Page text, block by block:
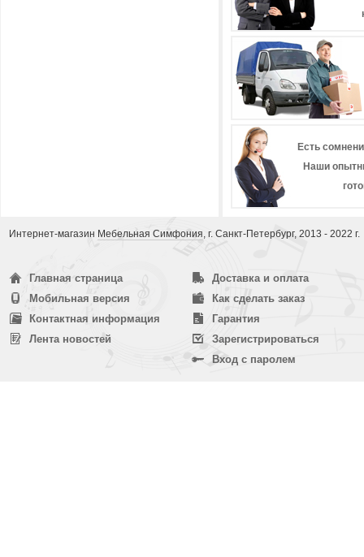
Есть
Наши
Интернет-магазин Мебельная Симфония, г. Санкт-Петербург, 2013 - 2022 г.
Главная страница
Мобильная версия
Контактная информация
Лента новостей
Доставка и оплата
Как сделать заказ
Гарантия
Зарегистрироваться
Вход с паролем